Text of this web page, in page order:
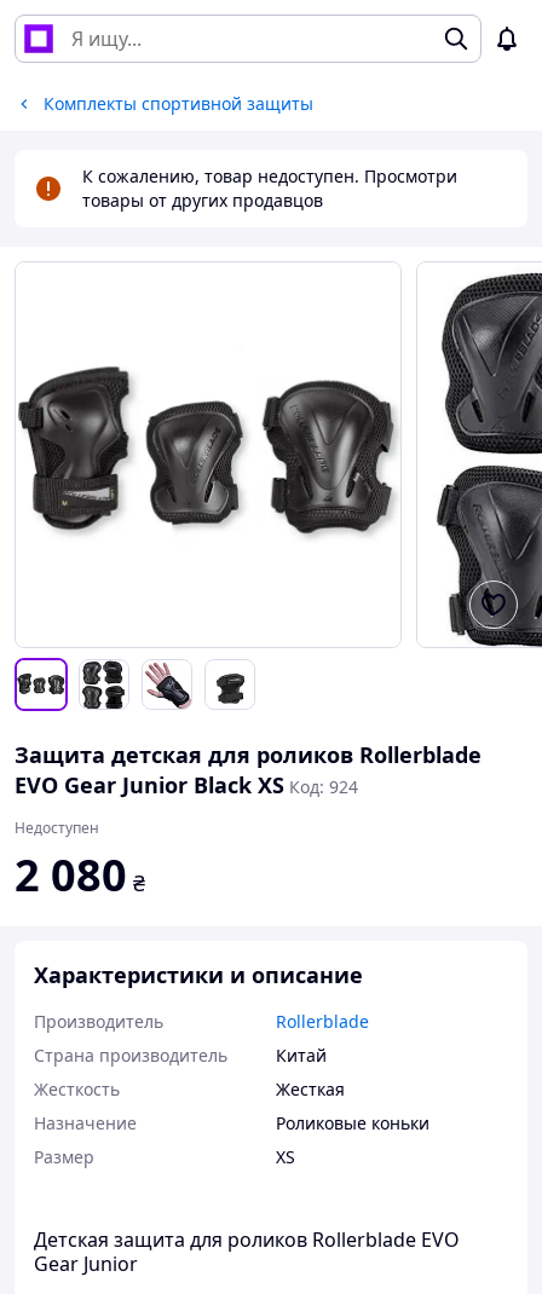
Комплекты спортивной защиты
К сожалению, товар недоступен. Просмотри
товары от других продавцов
Защита детская для роликов Rollerblade
EVO Gear Junior Black XS Код: 924
Недоступен
2 080 ₴
Характеристики и описание
Производитель
Rollerblade
Страна производитель
Китай
Жесткость
Жесткая
Назначение
Роликовые коньки
Размер
XS
Детская защита для роликов Rollerblade EVO
Gear Junior